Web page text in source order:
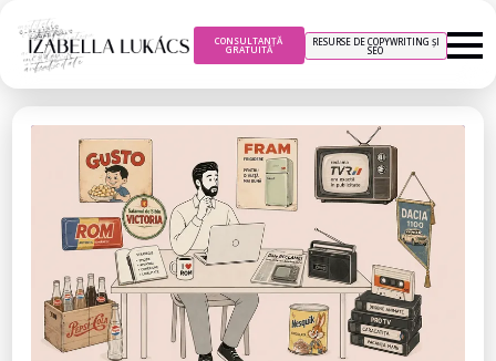
RESURSE DE COPYWRITING ȘI
SEO
CONSULTANȚĂ
GRATUITĂ